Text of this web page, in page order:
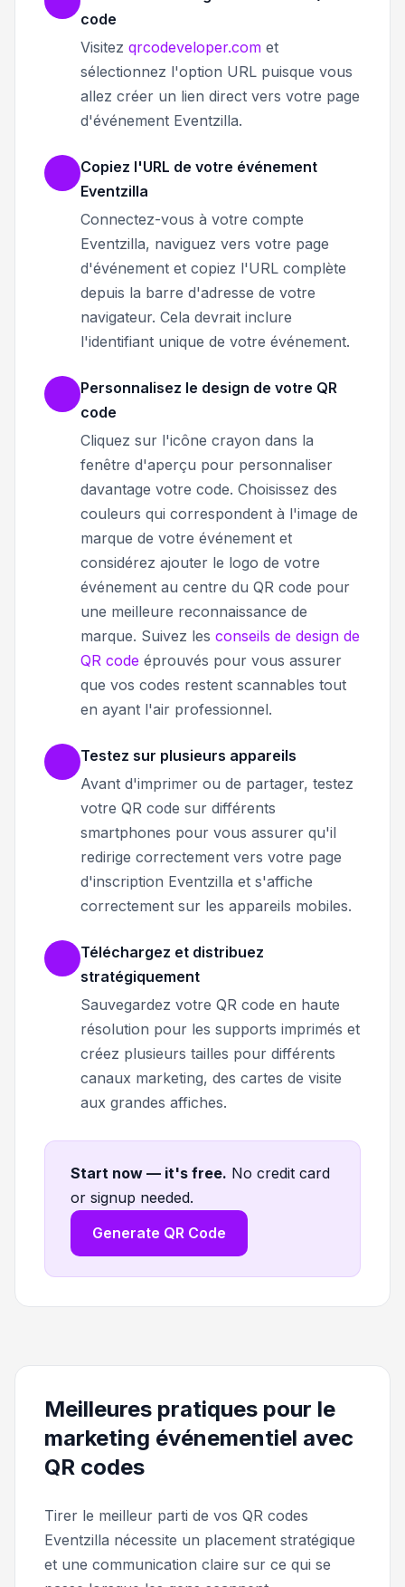
code
Visitez qrcodeveloper.com et
sélectionnez l'option URL puisque vous
allez créer un lien direct vers votre page
d'événement Eventzilla.
Copiez l'URL de votre événement
Eventzilla
Connectez-vous à votre compte
Eventzilla, naviguez vers votre page
d'événement et copiez l'URL complète
depuis la barre d'adresse de votre
navigateur. Cela devrait inclure
l'identifiant unique de votre événement.
Personnalisez le design de votre QR
code
Cliquez sur l'icône crayon dans la
fenêtre d'aperçu pour personnaliser
davantage votre code. Choisissez des
couleurs qui correspondent à l'image de
marque de votre événement et
considérez ajouter le logo de votre
événement au centre du QR code pour
une meilleure reconnaissance de
marque. Suivez les conseils de design de
QR code éprouvés pour vous assurer
que vos codes restent scannables tout
en ayant l'air professionnel.
Testez sur plusieurs appareils
Avant d'imprimer ou de partager, testez
votre QR code sur différents
smartphones pour vous assurer qu'il
redirige correctement vers votre page
d'inscription Eventzilla et s'affiche
correctement sur les appareils mobiles.
Téléchargez et distribuez
stratégiquement
Sauvegardez votre QR code en haute
résolution pour les supports imprimés et
créez plusieurs tailles pour différents
canaux marketing, des cartes de visite
aux grandes affiches.
Start now — it's free. No credit card
or signup needed.
Generate QR Code
Meilleures pratiques pour le
marketing événementiel avec
QR codes
Tirer le meilleur parti de vos QR codes
Eventzilla nécessite un placement stratégique
et une communication claire sur ce qui se